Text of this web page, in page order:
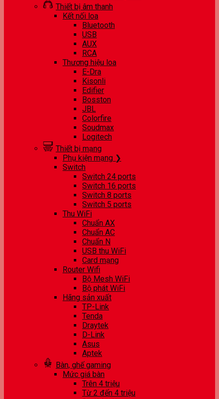
Thiết bị âm thanh
Kết nối loa
Bluetooth
USB
AUX
RCA
Thương hiệu loa
E-Dra
Kisonli
Edifier
Bosston
JBL
Colorfire
Soudmax
Logitech
Thiết bị mạng
Phụ kiện mạng ❯
Switch
Switch 24 ports
Switch 16 ports
Switch 8 ports
Switch 5 ports
Thu WiFi
Chuẩn AX
Chuẩn AC
Chuẩn N
USB thu WiFi
Card mạng
Router Wifi
Bộ Mesh WiFi
Bộ phát WiFi
Hãng sản xuất
TP-Link
Tenda
Draytek
D-Link
Asus
Aptek
Bàn, ghế gaming
Mức giá bàn
Trên 4 triệu
Từ 2 đến 4 triệu